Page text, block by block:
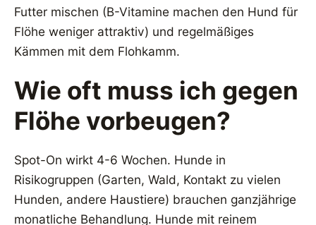
Futter mischen (B-Vitamine machen den Hund für
Flöhe weniger attraktiv) und regelmäßiges
Kämmen mit dem Flohkamm.
Wie oft muss ich gegen
Flöhe vorbeugen?
Spot-On wirkt 4-6 Wochen. Hunde in
Risikogruppen (Garten, Wald, Kontakt zu vielen
Hunden, andere Haustiere) brauchen ganzjährige
monatliche Behandlung. Hunde mit reinem